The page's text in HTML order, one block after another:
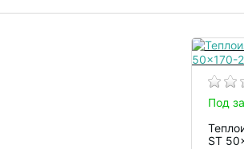
Под
ST